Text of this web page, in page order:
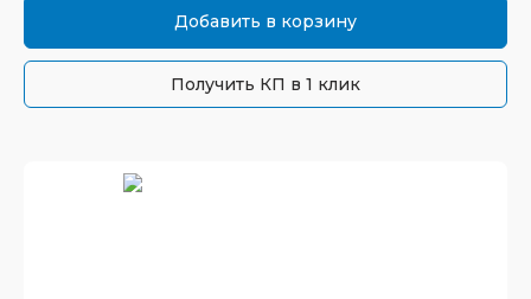
Добавить в корзину
Получить КП в 1 клик